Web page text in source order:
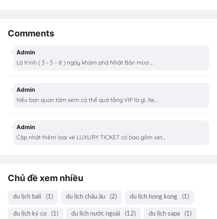
Comments
Admin
Lộ trình ( 3 - 5 - 8 ) ngày khám phá Nhật Bản mùa ...
Admin
Nếu bạn quan tâm xem có thể quà tằng VIP là gì, Xe...
Admin
Cập nhật thêm loại vé LUXURY TICKET có bao gồm set...
Chủ đề xem nhiều
du lịch bali (1) du lịch châu âu (2) du lịch hong kong (1)
du lịch kỳ co (1) du lịch nước ngoài (12) du lịch sapa (1)